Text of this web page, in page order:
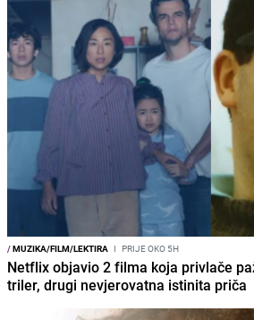
/MUZIKA/FILM/LEKTIRA I PRIJE OKO 5H
Netflix objavio 2 filma koja privlače
triler, drugi nevjerovatna istinita priča